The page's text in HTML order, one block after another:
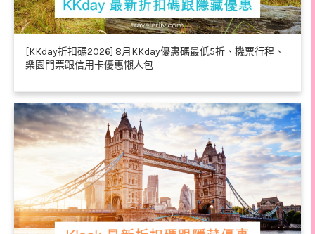
[KKday折扣碼2026] 8月KKday優惠碼最低5折、機票行程、
樂園門票跟信用卡優惠懶人包